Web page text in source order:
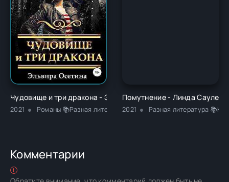
Чудовище и три дракона - Эльвира Осетина
2021 Романы 📚Разная литература 📚Эротика
Помутнение - Линда Сауле
2021 Разная литература
Комментарии